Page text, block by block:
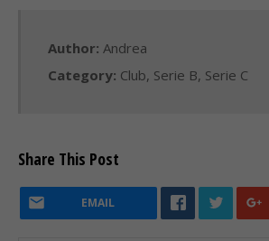
Author: Andrea
Category: Club, Serie B, Serie C
Share This Post
EMAIL